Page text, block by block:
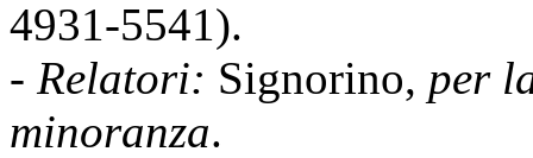
4931-5541).
- Relatori: Signorino, per
minoranza.